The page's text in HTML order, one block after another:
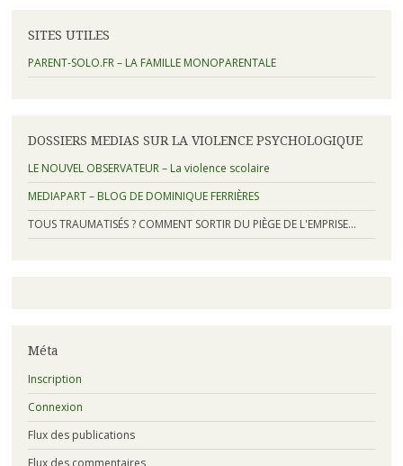
SITES UTILES
PARENT-SOLO.FR – LA FAMILLE MONOPARENTALE
DOSSIERS MEDIAS SUR LA VIOLENCE PSYCHOLOGIQUE
LE NOUVEL OBSERVATEUR – La violence scolaire
MEDIAPART – BLOG DE DOMINIQUE FERRIÈRES
TOUS TRAUMATISÉS ? COMMENT SORTIR DU PIÈGE DE L'EMPRISE…
Méta
Inscription
Connexion
Flux des publications
Flux des commentaires